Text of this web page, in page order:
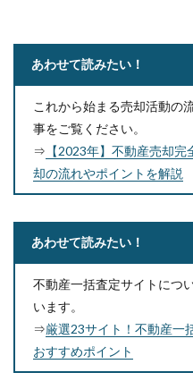
あわせて読みたい！
これから始まる売却活動の
事をご覧ください。
⇒ 【2023年】不動産売却
却の流れやポイントを解説
あわせて読みたい！
不動産一括査定サイトにつ
います。
⇒厳選23サイト！不動産一
おすすめポイント